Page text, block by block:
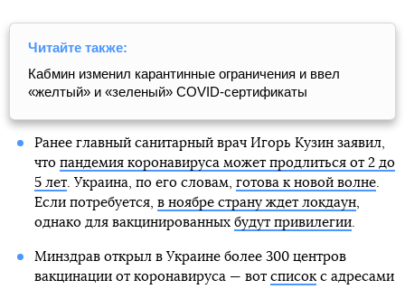
Читайте также:
Кабмин изменил карантинные ограничения и ввел
«желтый» и «зеленый» COVID-сертификаты
Ранее главный санитарный врач Игорь Кузин заявил,
что пандемия коронавируса может продлиться от 2 до
5 лет. Украина, по его словам, готова к новой волне.
Если потребуется, в ноябре страну ждет локдаун,
однако для вакцинированных будут привилегии.
Минздрав открыл в Украине более 300 центров
вакцинации от коронавируса — вот списокс адресами